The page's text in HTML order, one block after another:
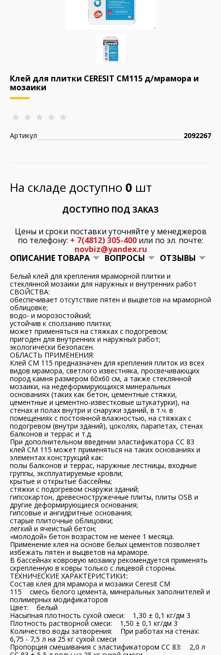
Клей для плитки CERESIT СМ115 д/мрамора и
мозаики
Артикул 2092267
На складе доступно 0 шт
ДОСТУПНО ПОД ЗАКАЗ
Цены и сроки поставки уточняйте у менеджеров
по телефону: + 7(4812) 305-400 или по эл. почте:
novbiz@yandex.ru
ОПИСАНИЕ ТОВАРА
ВОПРОСЫ ОТЗЫВЫ
Белый клей для крепления мраморной плитки и
стеклянной мозаики для наружных и внутренних работ
СВОЙСТВА:
обеспечивает отсутствие пятен и выцветов на мраморной
облицовке;
водо- и морозостойкий;
устойчив к сползанию плитки;
может применяться на стяжках с подогревом;
пригоден для внутренних и наружных работ;
экологически безопасен.
ОБЛАСТЬ ПРИМЕНЕНИЯ:
Клей СМ 115 предназначен для крепления плиток из всех
видов мрамора, светлого известняка, просвечивающих
пород камня размером 60х60 см, а также стеклянной
мозаики, на недеформирующихся минеральных
основаниях (таких как бетон, цементные стяжки,
цементные и цементно-известковые штукатурки), на
стенах и полах внутри и снаружи зданий, в т.ч. в
помещениях с постоянной влажностью, на стяжках с
подогревом (внутри зданий), цоколях, парапетах, стенах
балконов и террас и т.д.
При дополнительном введении эластификатора СС 83
клей СМ 115 может применяться на таких основаниях и
элементах конструкций как:
полы балконов и террас, наружные лестницы, входные
группы, эксплуатируемые кровли;
крытые и открытые бассейны;
стяжки с подогревом снаружи зданий;
гипсокартон, древесностружечные плиты, плиты OSB и
другие деформирующиеся основания;
гипсовые и ангидритные основания;
старые плиточные облицовки;
легкий и ячеистый бетон;
«молодой» бетон возрастом не менее 1 месяца.
Применение клея на основе белых цементов позволяет
избежать пятен и выцветов на мраморе.
В бассейнах ковровую мозаику рекомендуется применять
скрепленную в ковры только с лицевой стороны.
ТЕХНИЧЕСКИЕ ХАРАКТЕРИСТИКИ::
Состав клея для мрамора и мозаики Ceresit CM
115 смесь белого цемента, минеральных заполнителей и
полимерных модификаторов
Цвет: белый
Насыпная плотность сухой смеси: 1,30 ± 0,1 кг/дм 3
Плотность растворной смеси: 1,50 ± 0,1 кг/дм 3
Количество воды затворения: При работах на стенах:
6,75 - 7,5 л на 25 кг сухой смеси
Пропорция смешивания с эластификатором СC 83: 2,0 л